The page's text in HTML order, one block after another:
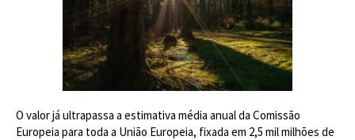
O valor já ultrapassa a estimativa média anual da Comissão
Europeia para toda a União Europeia, fixada em 2,5 mil milhões de